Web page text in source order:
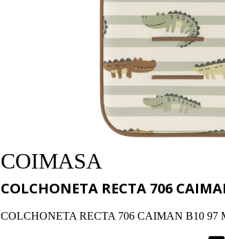
COIMASA
COLCHONETA RECTA 706
COLCHONETA RECTA 706 CAIMAN B10 97